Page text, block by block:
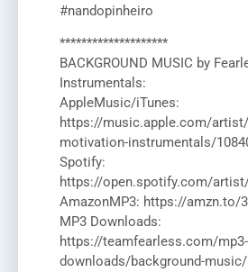
#nandopinheiro
********************
BACKGROUND MUSIC by
Instrumentals:
AppleMusic/iTunes:
https://music.apple.com/
motivation-instrumentals/
Spotify:
https://open.spotify.com/
AmazonMP3: https://amzn.to/
MP3 Downloads:
https://teamfearless.com/mp3-
downloads/background-music/